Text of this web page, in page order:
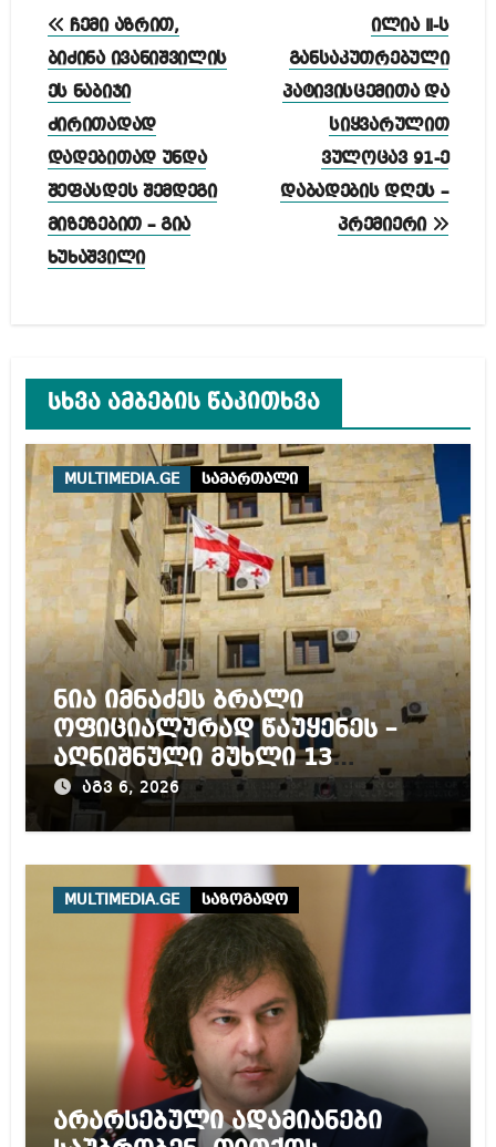
პოსტის
ნავიგაცია
ჩემი აზრით,
ბიძინა ივანიშვილის
ეს ნაბიჯი
ძირითადად
დადებითად უნდა
შეფასდეს შემდეგი
მიზეზებით – გია
ხუხაშვილი
ილია II-ს
განსაკუთრებული
პატივისცემითა და
სიყვარულით
ვულოცავ 91-ე
დაბადების დღეს –
პრემიერი
სხვა ამბების წაკითხვა
MULTIMEDIA.GE სამართალი
ნია იმნაძეს ბრალი
ოფიციალურად წაუყენეს –
აღნიშნული მუხლი 13
წლამდე პატიმრობას
ითვალისწინებს
აგვ 6, 2026
MULTIMEDIA.GE საზოგადო
არარსებული ადამიანები